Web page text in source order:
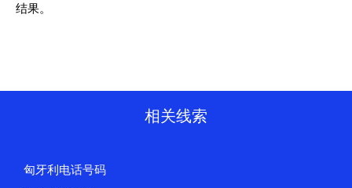
结果。
相关线索
匈牙利电话号码